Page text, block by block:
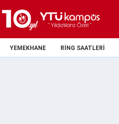
YEMEKHANE RING SAATLERI